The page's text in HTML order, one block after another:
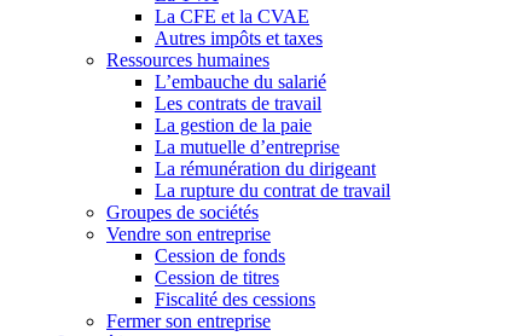
La CFE et la CVAE
Autres impôts et taxes
Ressources humaines
L’embauche du salarié
Les contrats de travail
La gestion de la paie
La mutuelle d’entreprise
La rémunération du dirigeant
La rupture du contrat de travail
Groupes de sociétés
Vendre son entreprise
Cession de fonds
Cession de titres
Fiscalité des cessions
Fermer son entreprise